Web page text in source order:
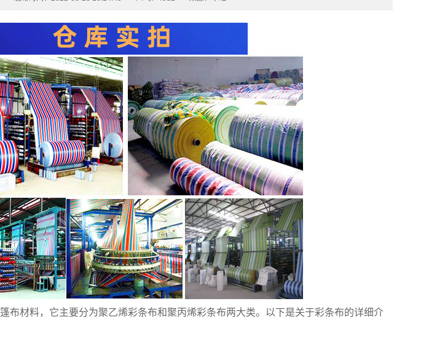
篷布材料，它主要分为聚乙烯彩条布和聚丙烯彩条布两大类。以下是关于彩条布的详细介